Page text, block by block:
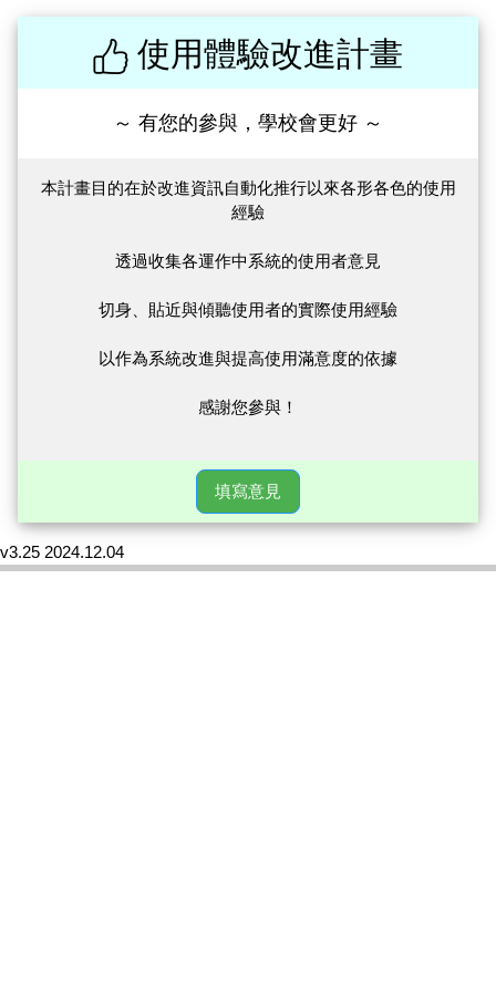
使用體驗改進計畫
～ 有您的參與，學校會更好 ～
本計畫目的在於改進資訊自動化推行以來各形各色的使用
經驗
透過收集各運作中系統的使用者意見
切身、貼近與傾聽使用者的實際使用經驗
以作為系統改進與提高使用滿意度的依據
感謝您參與！
填寫意見
v3.25 2024.12.04